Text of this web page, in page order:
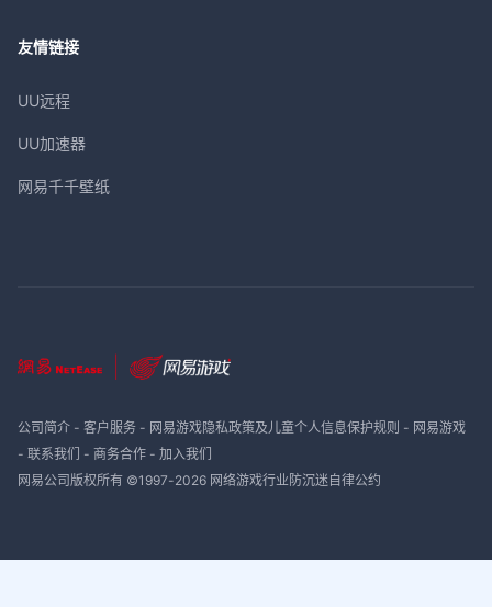
友情链接
UU远程
UU加速器
网易千千壁纸
公司简介- 客户服务- 网易游戏隐私政策及儿童个人信息保护规则 - 网易游戏
- 联系我们 - 商务合作- 加入我们
网易公司版权所有 ©1997-2026 网络游戏行业防沉迷自律公约